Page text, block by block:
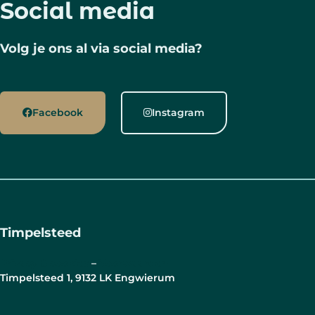
Social media
Volg je ons al via social media?
Facebook Instagram
Timpelsteed
–
Timpelsteed 1, 9132 LK Engwierum